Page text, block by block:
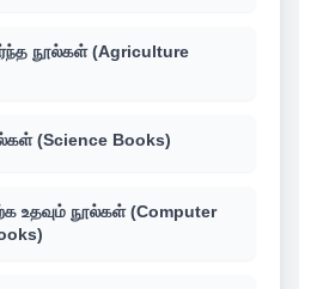
நூல்கள் (Agriculture
(Science Books)
உதவும் நூல்கள் (Computer